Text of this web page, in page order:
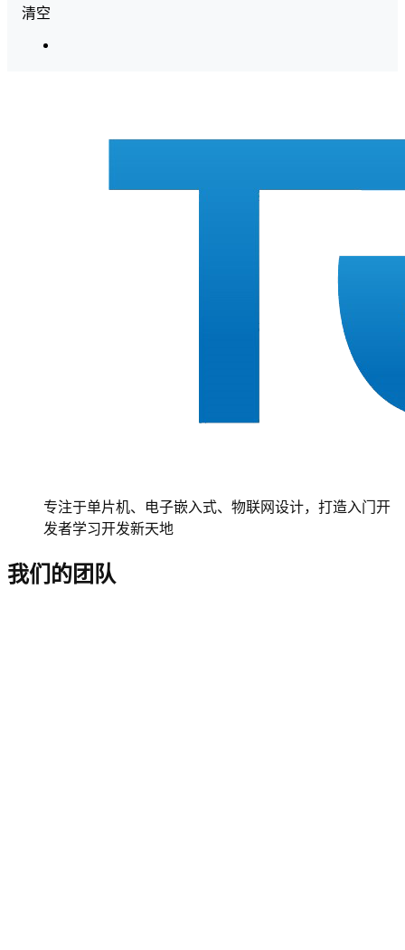
清空
专注于单片机、电子嵌入式、物联网设计，打造入门开
发者学习开发新天地
我们的团队